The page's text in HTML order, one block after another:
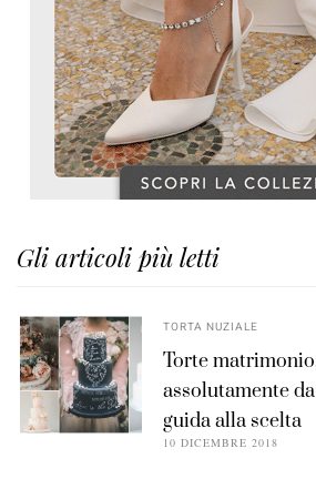
Gli articoli più letti
TORTA NUZIALE
Torte
assolutamente
guida alla scelta
10 DICEMBRE 2018